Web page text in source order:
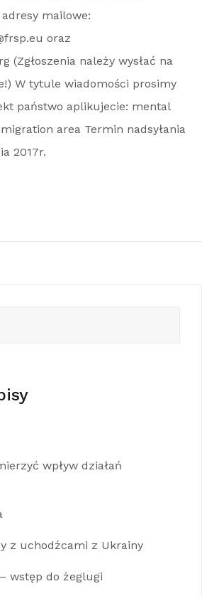
mailowe:
oraz
(Zgłoszenia należy wysłać na
W tytule wiadomości prosimy
państwo aplikujecie: mental
area Termin nadsyłania
2017r.
wpływ działań
z uchodźcami z Ukrainy
wstęp do żeglugi